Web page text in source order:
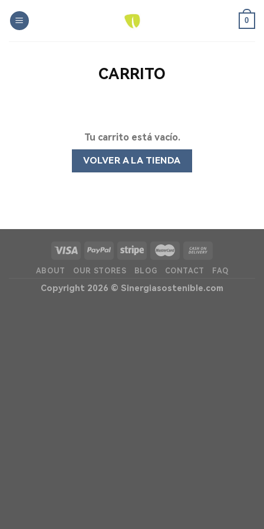
0
CARRITO
Tu carrito está vacío.
VOLVER A LA TIENDA
ABOUT OUR STORES BLOG CONTACT FAQ
Copyright 2026 © Sinergiasostenible.com